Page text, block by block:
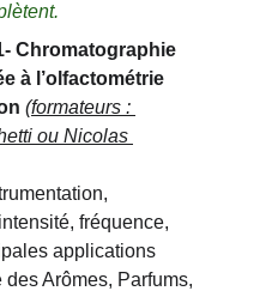
- Chromatographie
à l’olfactométrie
(formateurs :
ou Nicolas
fréquence,
applications
Arômes, Parfums,